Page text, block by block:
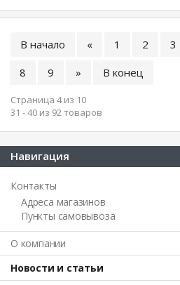
В начало « 1 2 3
8
9 » В конец
Страница 4 из 10
31 - 40 из 92 товаров
Навигация
Контакты
Адреса магазинов
Пункты самовывоза
О компании
Новости и статьи